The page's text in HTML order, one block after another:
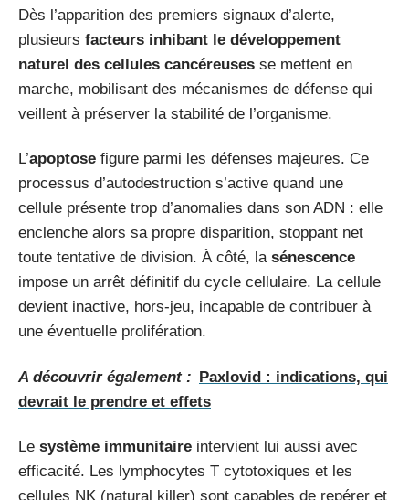
Dès l’apparition des premiers signaux d’alerte,
plusieurs facteurs inhibant le développement
naturel des cellules cancéreuses se mettent en
marche, mobilisant des mécanismes de défense qui
veillent à préserver la stabilité de l’organisme.
L’apoptose figure parmi les défenses majeures. Ce
processus d’autodestruction s’active quand une
cellule présente trop d’anomalies dans son ADN : elle
enclenche alors sa propre disparition, stoppant net
toute tentative de division. À côté, la sénescence
impose un arrêt définitif du cycle cellulaire. La cellule
devient inactive, hors-jeu, incapable de contribuer à
une éventuelle prolifération.
A découvrir également : Paxlovid : indications, qui
devrait le prendre et effets
Le système immunitaire intervient lui aussi avec
efficacité. Les lymphocytes T cytotoxiques et les
cellules NK (natural killer) sont capables de repérer et